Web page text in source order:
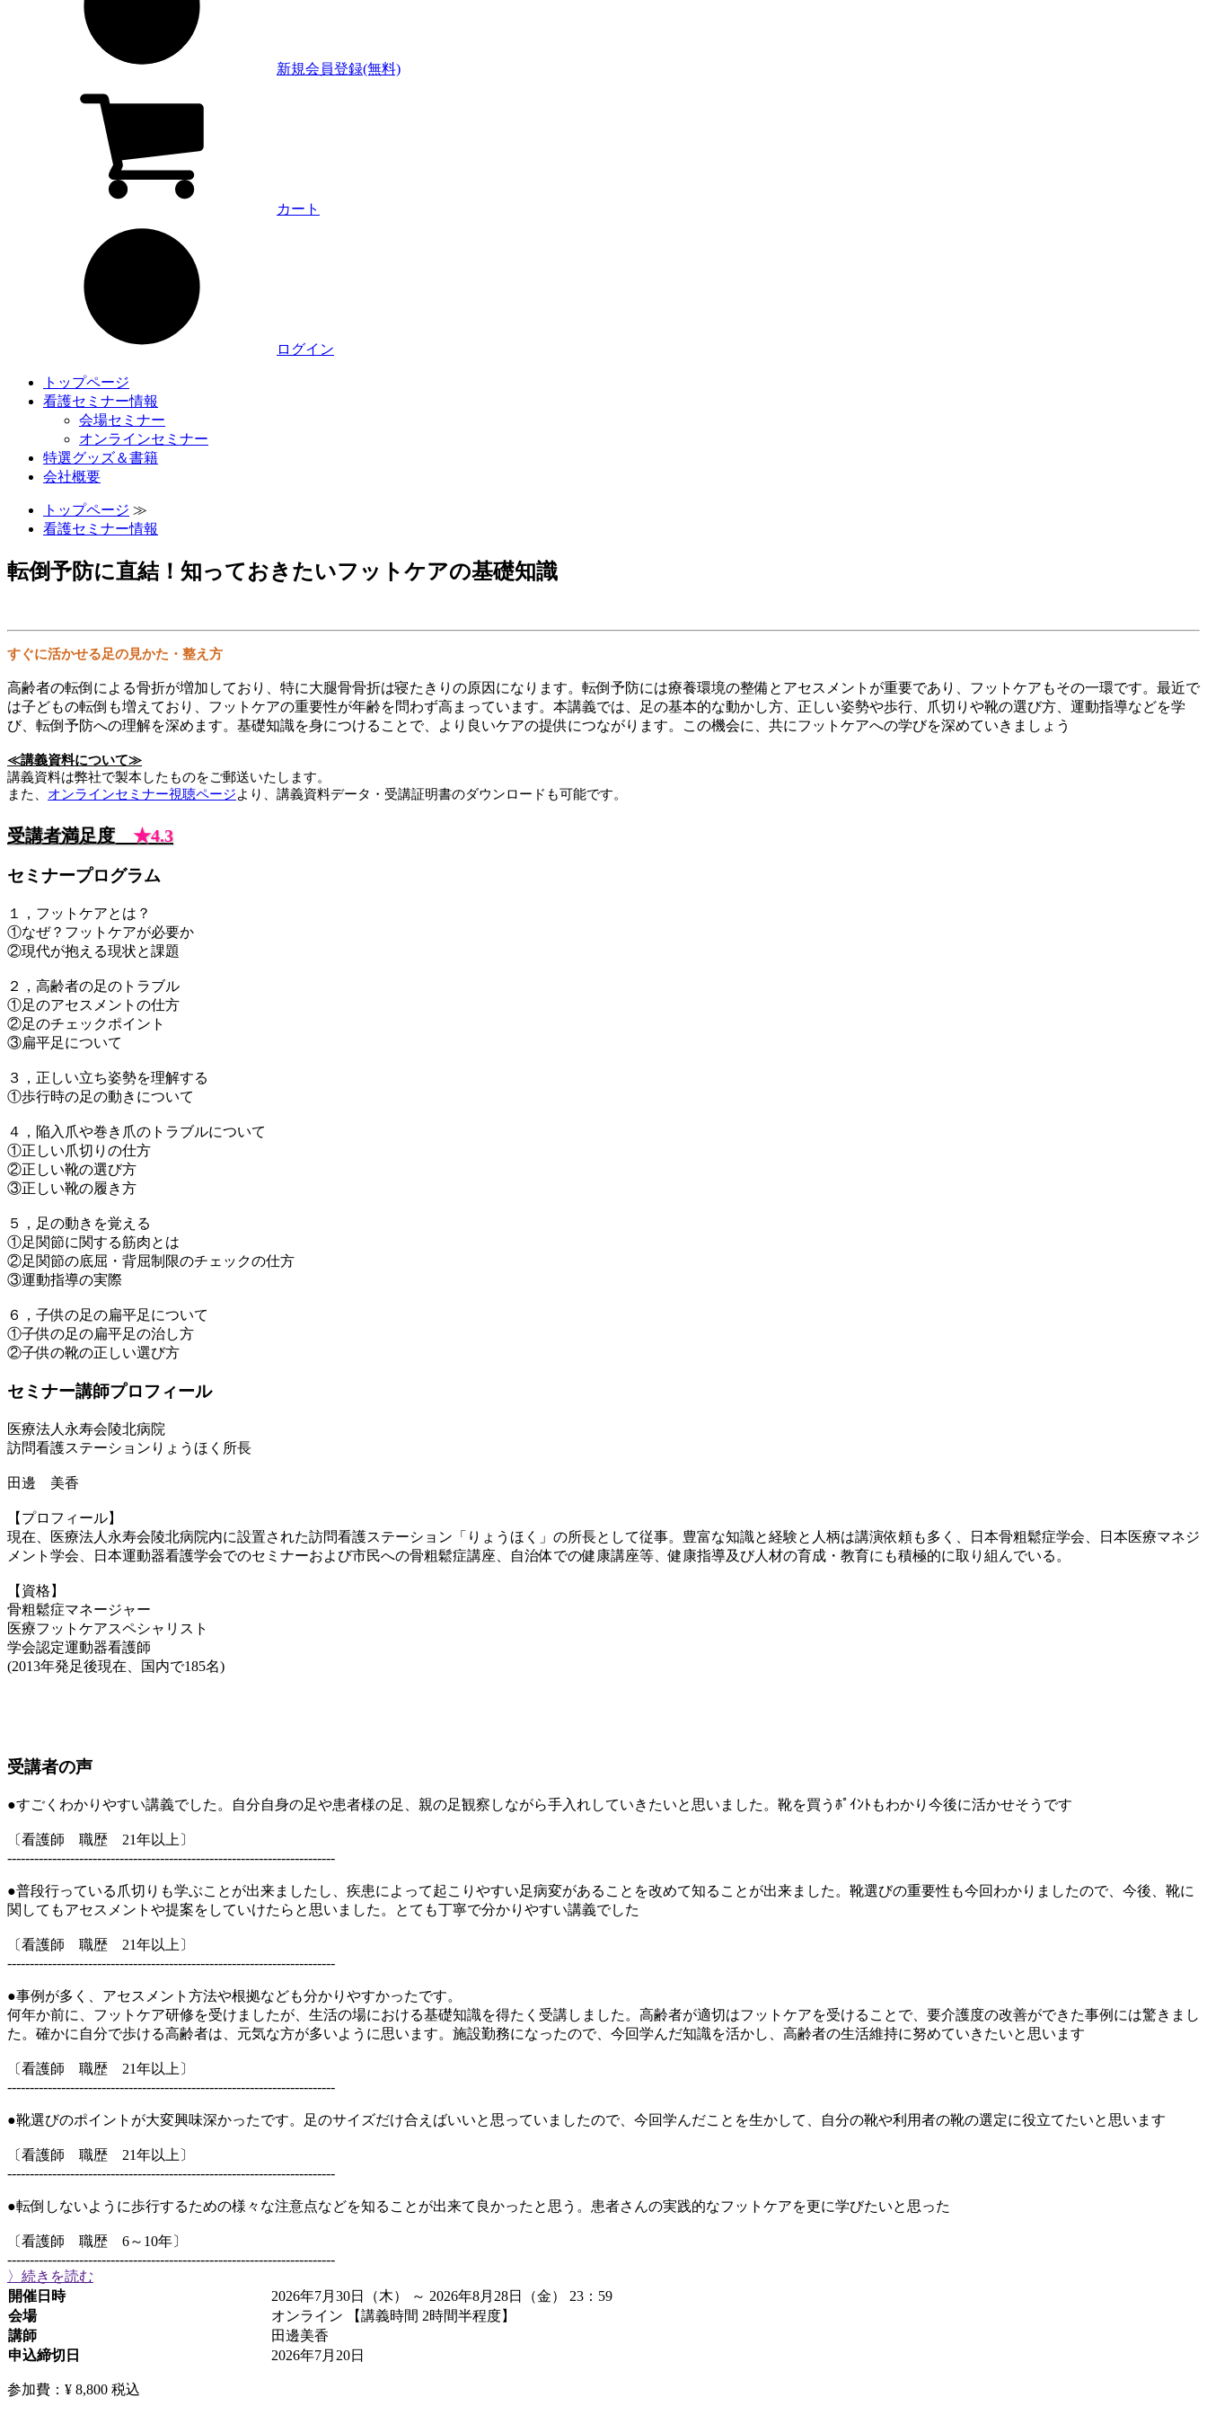
新規会員登録(無料)
カート
ログイン
トップページ
看護セミナー情報
会場セミナー
オンラインセミナー
特選グッズ＆書籍
会社概要
トップページ ≫
看護セミナー情報
転倒予防に直結！知っておきたいフットケアの基礎知識
すぐに活かせる足の見かた・整え方
高齢者の転倒による骨折が増加しており、特に大腿骨骨折は寝たきりの原因になります。転倒予防には療養環境の整備とアセスメントが重要であり、フットケアもその一環です。最近で
は子どもの転倒も増えており、フットケアの重要性が年齢を問わず高まっています。本講義では、足の基本的な動かし方、正しい姿勢や歩行、爪切りや靴の選び方、運動指導などを学
び、転倒予防への理解を深めます。基礎知識を身につけることで、より良いケアの提供につながります。この機会に、共にフットケアへの学びを深めていきましょう
≪講義資料について≫
講義資料は弊社で製本したものをご郵送いたします。
また、 オンラインセミナー視聴ページより、講義資料データ・受講証明書のダウンロードも可能です。
受講者満足度 ★4.3
セミナープログラム
１，フットケアとは？
①なぜ？フットケアが必要か
②現代が抱える現状と課題
２，高齢者の足のトラブル
①足のアセスメントの仕方
②足のチェックポイント
③扁平足について
３，正しい立ち姿勢を理解する
①歩行時の足の動きについて
４，陥入爪や巻き爪のトラブルについて
①正しい爪切りの仕方
②正しい靴の選び方
③正しい靴の履き方
５，足の動きを覚える
①足関節に関する筋肉とは
②足関節の底屈・背屈制限のチェックの仕方
③運動指導の実際
６，子供の足の扁平足について
①子供の足の扁平足の治し方
②子供の靴の正しい選び方
セミナー講師プロフィール
医療法人永寿会陵北病院
訪問看護ステーションりょうほく所長
田邊 美香
【プロフィール】
現在、医療法人永寿会陵北病院内に設置された訪問看護ステーション「りょうほく」の所長として従事。豊富な知識と経験と人柄は講演依頼も多く、日本骨粗鬆症学会、日本医療マネジ
メント学会、日本運動器看護学会でのセミナーおよび市民への骨粗鬆症講座、自治体での健康講座等、健康指導及び人材の育成・教育にも積極的に取り組んでいる。
【資格】
骨粗鬆症マネージャー
医療フットケアスペシャリスト
学会認定運動器看護師
(2013年発足後現在、国内で185名)
受講者の声
●すごくわかりやすい講義でした。自分自身の足や患者様の足、親の足観察しながら手入れしていきたいと思いました。靴を買うﾎﾟｲﾝﾄもわかり今後に活かせそうです
〔看護師 職歴 21年以上〕
-------------------------------------------------------------------------
●普段行っている爪切りも学ぶことが出来ましたし、疾患によって起こりやすい足病変があることを改めて知ることが出来ました。靴選びの重要性も今回わかりましたので、今後、靴に
関してもアセスメントや提案をしていけたらと思いました。とても丁寧で分かりやすい講義でした
〔看護師 職歴 21年以上〕
-------------------------------------------------------------------------
●事例が多く、アセスメント方法や根拠なども分かりやすかったです。
何年か前に、フットケア研修を受けましたが、生活の場における基礎知識を得たく受講しました。高齢者が適切はフットケアを受けることで、要介護度の改善ができた事例には驚きまし
た。確かに自分で歩ける高齢者は、元気な方が多いように思います。施設勤務になったので、今回学んだ知識を活かし、高齢者の生活維持に努めていきたいと思います
〔看護師 職歴 21年以上〕
-------------------------------------------------------------------------
●靴選びのポイントが大変興味深かったです。足のサイズだけ合えばいいと思っていましたので、今回学んだことを生かして、自分の靴や利用者の靴の選定に役立てたいと思います
〔看護師 職歴 21年以上〕
-------------------------------------------------------------------------
●転倒しないように歩行するための様々な注意点などを知ることが出来て良かったと思う。患者さんの実践的なフットケアを更に学びたいと思った
〔看護師 職歴 6～10年〕
-------------------------------------------------------------------------
〉続きを読む
開催日時
2026年7月30日（木） ～ 2026年8月28日（金） 23：59
会場
オンライン 【講義時間 2時間半程度】
講師
田邊美香
申込締切日
2026年7月20日
参加費：¥ 8,800 税込